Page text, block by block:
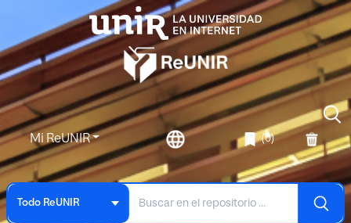
Mi ReUNIR (0)
Todo ReUNIR